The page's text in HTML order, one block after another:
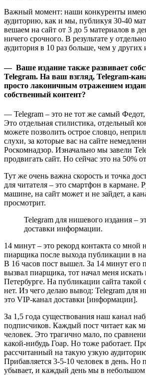
Важный момент: наши конкуренты
аудиторию, как и мы, публикуя 30-40
вешаем на сайт от 3 до 5 материалов в
ничего срочного. В результате у
аудитория в 10 раз больше, чем у других
— Ваше издание также развивает
Telegram. На ваш взгляд, Telegram-
просто лаконичным отражением
собственный контент?
— Telegram – это не тот же самый Федот,
Это отдельная стилистика, отдельный
можете позволить острое словцо,
слухи, за которые вас на сайте
Роскомнадзор. Изначально мы завели
продвигать сайт. Но сейчас это на 50%
Тут же очень важна скорость и точка
для читателя – это смартфон в кармане.
машине, на сайт может и не зайдет, а
просмотрит.
Telegram для нишевого издания –
доставки информации.
14 минут – это рекорд контакта со мной
пиарщика после выхода публикации в
В 16 часов пост вышел. За 14 минут его
вызвал пиарщика, тот начал меня
Петербурге. На публикации сайта такой
нет. Из чего делаю вывод: Telegram для
это VIP-канал доставки [информации].
За 1,5 года существования наш канал
подписчиков. Каждый пост читает как
человек. Это трагично мало, по
какой-нибудь Гоар. Но тоже работает.
рассчитанный на такую узкую
Прибавляется 3-5-10 человек в день. Но
убывает, и каждый день мы в